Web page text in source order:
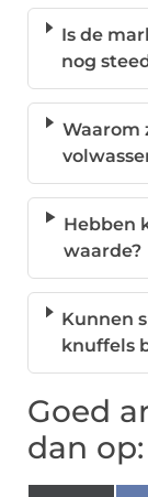
Is de
nog
Waarom
Hebben
waarde?
Kunnen
knuffels
Goed
dan op: